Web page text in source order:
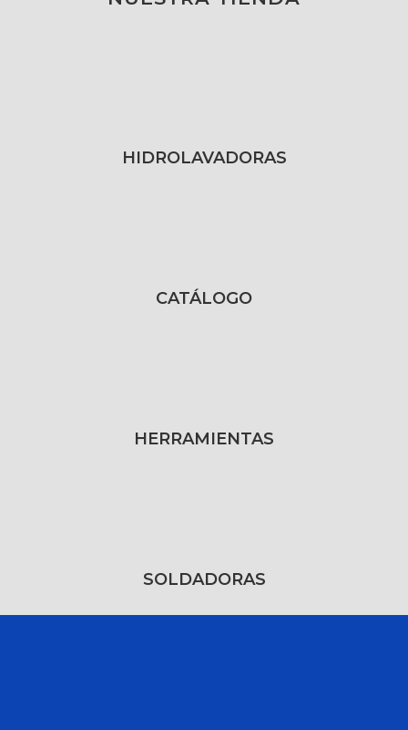
HIDROLAVADORAS
CATÁLOGO
HERRAMIENTAS
SOLDADORAS